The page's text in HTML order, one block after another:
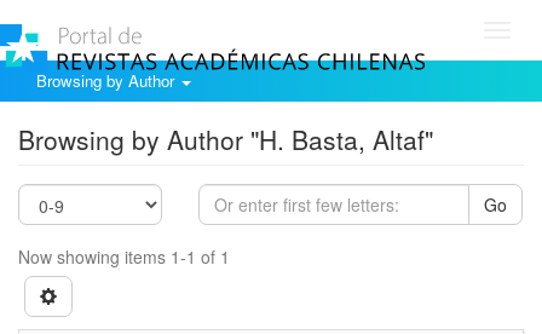
Browsing by Author
Browsing by Author "H. Basta, Altaf"
Go
Now showing items 1-1 of 1